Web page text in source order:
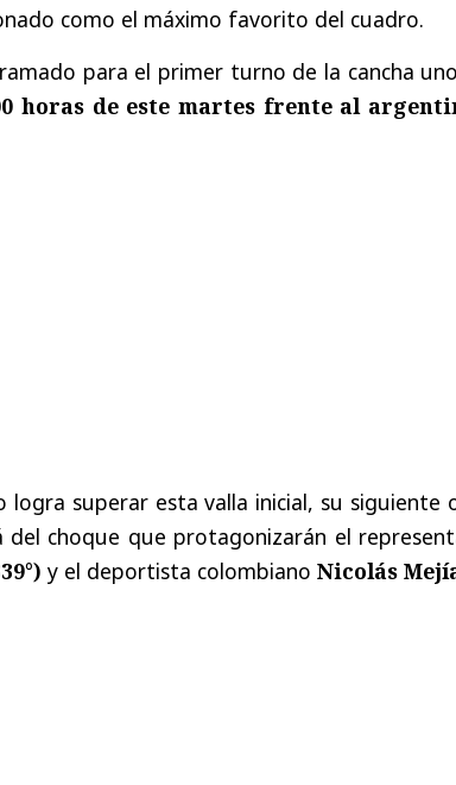
como el máximo favorito del cuadro.
para el primer turno de la cancha
horas de este martes frente al
logra superar esta valla inicial, su siguiente
del choque que protagonizarán el
y el deportista colombiano Nicolás